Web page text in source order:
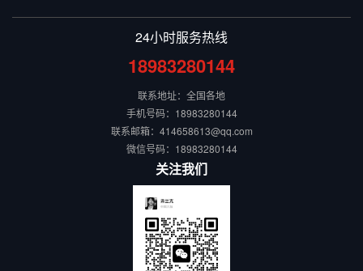
24小时服务热线
18983280144
联系地址：全国各地
手机号码：18983280144
联系邮箱：414658613@qq.com
微信号码：18983280144
关注我们